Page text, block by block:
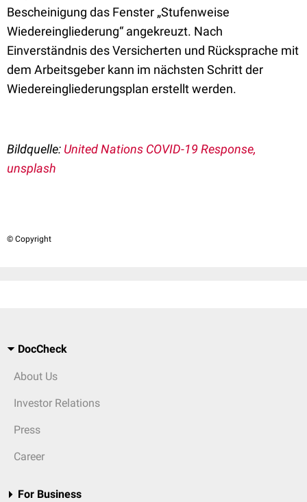
Bescheinigung das Fenster „Stufenweise
Wiedereingliederung“ angekreuzt. Nach
Einverständnis des Versicherten und Rücksprache mit
dem Arbeitsgeber kann im nächsten Schritt der
Wiedereingliederungsplan erstellt werden.
Bildquelle: United Nations COVID-19 Response,
unsplash
© Copyright
DocCheck
About Us
Investor Relations
Press
Career
For Business